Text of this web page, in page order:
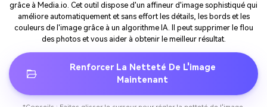
grâce à Media.io. Cet outil dispose d'un affineur d'image sophistiqué qui
améliore automatiquement et sans effort les détails, les bords et les
couleurs de l'image grâce à un algorithme IA. Il peut supprimer le flou
des photos et vous aider à obtenir le meilleur résultat.
Renforcer La Netteté De L'image
Maintenant